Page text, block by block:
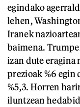
egindako
lehen,
Iranek
baimena.
izan dute eragina
prezioak %6 egin
%5,3. Horren
iluntzean